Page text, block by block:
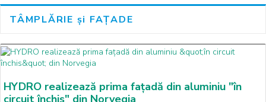
TÂMPLĂRIE și FAȚADE
HYDRO realizează prima fațadă din aluminiu "în
circuit închis" din Norvegia